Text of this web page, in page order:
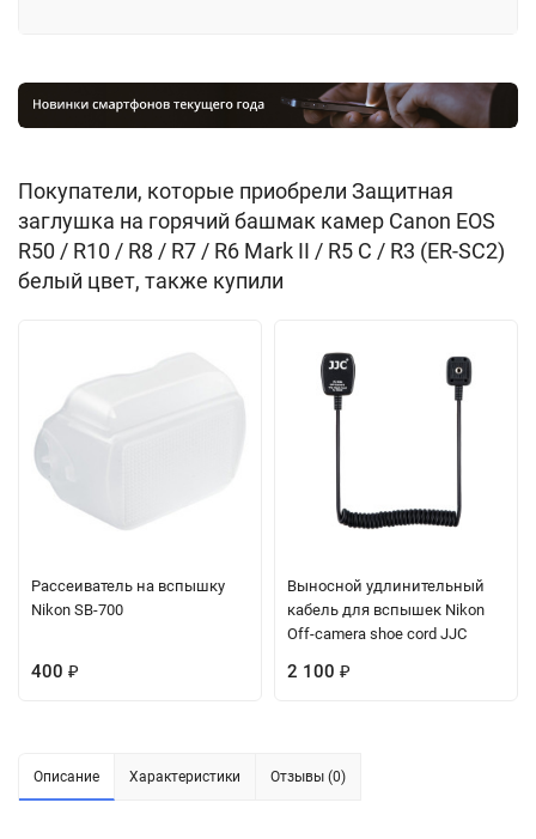
Покупатели, которые приобрели Защитная
заглушка на горячий башмак камер Canon EOS
R50 / R10 / R8 / R7 / R6 Mark II / R5 C / R3 (ER-SC2)
белый цвет, также купили
Рассеиватель на вспышку
Nikon SB-700
400 ₽
Выносной удлинительный
кабель для вспышек Nikon
Off-camera shoe cord JJC
2 100 ₽
Описание Характеристики Отзывы (0)